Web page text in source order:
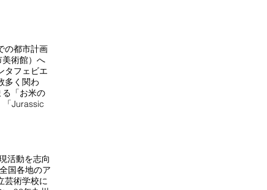
の都市計画
術館）へ
タフェビエ
多く関わ
「お米の
「Jurassic
活動を志向
国各地のア
芸術学校に